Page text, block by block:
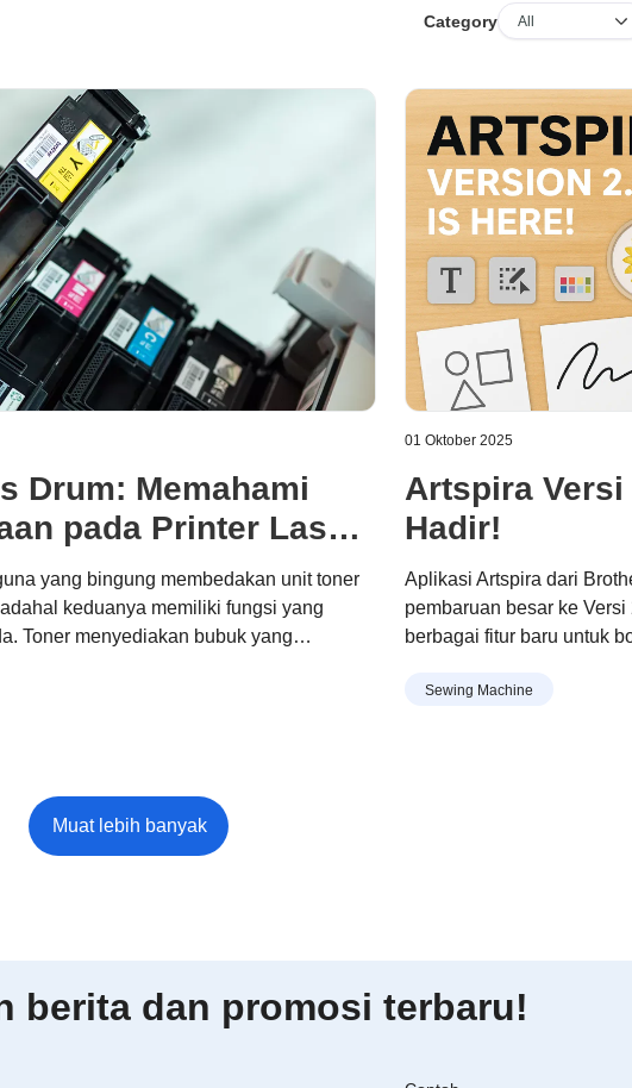
Category
Drum: Memahami
pada Printer Laser
yang bingung membedakan unit toner
keduanya memiliki fungsi yang
Toner menyediakan bubuk yang
01 Oktober 2025
Artspira Versi
Hadir!
Aplikasi Artspira dari
pembaruan besar ke
berbagai fitur baru untuk
pengguna di Asia.
Sewing Machine
berita dan promosi terbaru!